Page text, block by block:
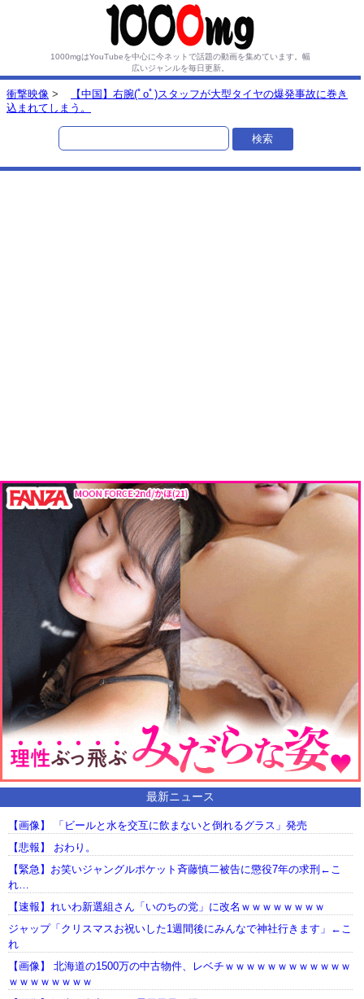
1000mgはYouTubeを中心に今ネットで話題の動画を集めています。 幅
広いジャンルを毎日更新。
衝撃映像 >
【中国】右腕(ﾟoﾟ)スタッフが大型タイヤの爆発事故に巻き
込まれてしまう。
最新ニュース
【画像】 「ビールと水を交互に飲まないと倒れるグラス」発売
【悲報】 おわり。
【緊急】お笑いジャングルポケット斉藤慎二被告に懲役7年の求刑←こ
れ…
【速報】れいわ新選組さん「いのちの党」に改名ｗｗｗｗｗｗｗｗ
ジャップ「クリスマスお祝いした1週間後にみんなで神社行きます」←こ
れ
【画像】 北海道の1500万の中古物件、レベチｗｗｗｗｗｗｗｗｗｗｗｗ
ｗｗｗｗｗｗｗｗ